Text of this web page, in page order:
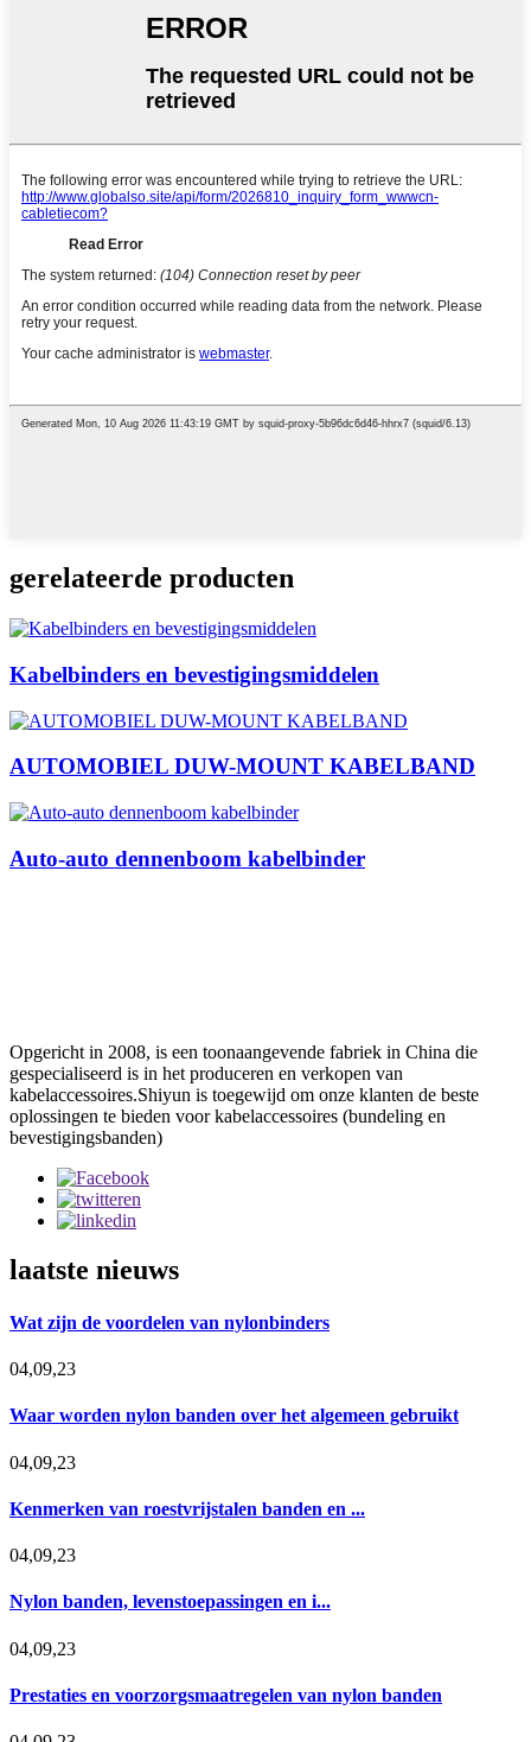
gerelateerde producten
Kabelbinders en bevestigingsmiddelen
AUTOMOBIEL DUW-MOUNT KABELBAND
Auto-auto dennenboom kabelbinder
Opgericht in 2008, is een toonaangevende fabriek in China die
gespecialiseerd is in het produceren en verkopen van
kabelaccessoires.Shiyun is toegewijd om onze klanten de beste
oplossingen te bieden voor kabelaccessoires (bundeling en
bevestigingsbanden)
laatste nieuws
Wat zijn de voordelen van nylonbinders
04,09,23
Waar worden nylon banden over het algemeen gebruikt
04,09,23
Kenmerken van roestvrijstalen banden en ...
04,09,23
Nylon banden, levenstoepassingen en i...
04,09,23
Prestaties en voorzorgsmaatregelen van nylon banden